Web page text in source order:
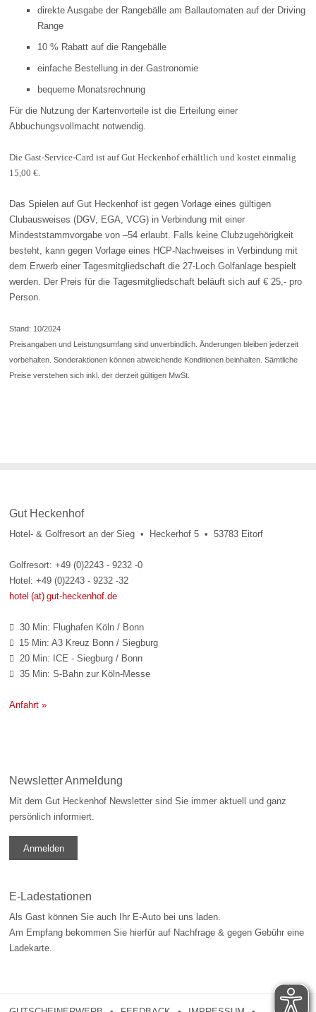
direkte Ausgabe der Rangebälle am Ballautomaten auf der Driving
Range
10 % Rabatt auf die Rangebälle
einfache Bestellung in der Gastronomie
bequeme Monatsrechnung
Für die Nutzung der Kartenvorteile ist die Erteilung einer
Abbuchungsvollmacht notwendig.
Die Gast-Service-Card ist auf Gut Heckenhof erhältlich und kostet einmalig
15,00 €.
Das Spielen auf Gut Heckenhof ist gegen Vorlage eines gültigen
Clubausweises (DGV, EGA, VCG) in Verbindung mit einer
Mindeststammvorgabe von –54 erlaubt. Falls keine Clubzugehörigkeit
besteht, kann gegen Vorlage eines HCP-Nachweises in Verbindung mit
dem Erwerb einer Tagesmitgliedschaft die 27-Loch Golfanlage bespielt
werden. Der Preis für die Tagesmitgliedschaft beläuft sich auf € 25,- pro
Person.
Stand: 10/2024
Preisangaben und Leistungsumfang sind unverbindlich. Änderungen bleiben jederzeit
vorbehalten. Sonderaktionen können abweichende Konditionen beinhalten. Sämtliche
Preise verstehen sich inkl. der derzeit gültigen MwSt.
Gut Heckenhof
Hotel- & Golfresort an der Sieg • Heckerhof 5 • 53783 Eitorf
Golfresort: +49 (0)2243 - 9232 -0
Hotel: +49 (0)2243 - 9232 -32
hotel (at) gut-heckenhof.de
 30 Min: Flughafen Köln / Bonn
 15 Min: A3 Kreuz Bonn / Siegburg
 20 Min: ICE - Siegburg / Bonn
 35 Min: S-Bahn zur Köln-Messe
Anfahrt »
Newsletter Anmeldung
Mit dem Gut Heckenhof Newsletter sind Sie immer aktuell und ganz
persönlich informiert.
Anmelden
E-Ladestationen
Als Gast können Sie auch Ihr E-Auto bei uns laden.
Am Empfang bekommen Sie hierfür auf Nachfrage & gegen Gebühr eine
Ladekarte.